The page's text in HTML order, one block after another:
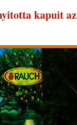
kapuit az